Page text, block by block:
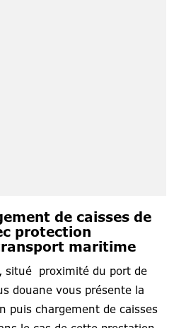
de caisses de
protection
maritime
situé proximité du port de
douane vous présente la
puis chargement de caisses